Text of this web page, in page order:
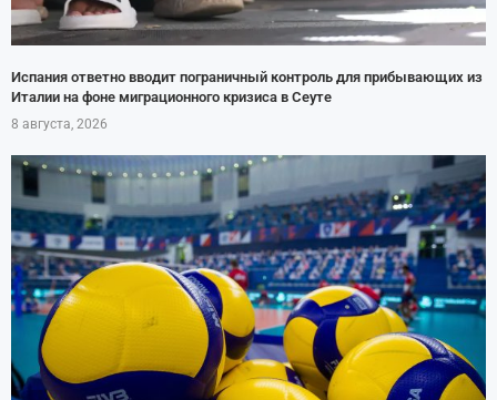
Испания ответно вводит пограничный контроль для прибывающих из
Италии на фоне миграционного кризиса в Сеуте
8 августа, 2026